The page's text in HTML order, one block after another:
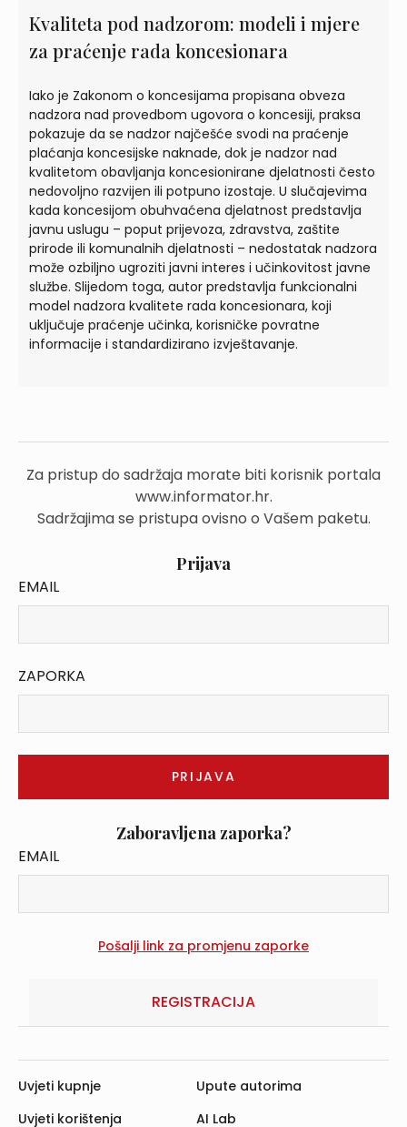
Kvaliteta pod nadzorom: modeli i mjere
za praćenje rada koncesionara
Iako je Zakonom o koncesijama propisana obveza
nadzora nad provedbom ugovora o koncesiji, praksa
pokazuje da se nadzor najčešće svodi na praćenje
plaćanja koncesijske naknade, dok je nadzor nad
kvalitetom obavljanja koncesionirane djelatnosti često
nedovoljno razvijen ili potpuno izostaje. U slučajevima
kada koncesijom obuhvaćena djelatnost predstavlja
javnu uslugu – poput prijevoza, zdravstva, zaštite
prirode ili komunalnih djelatnosti – nedostatak nadzora
može ozbiljno ugroziti javni interes i učinkovitost javne
službe. Slijedom toga, autor predstavlja funkcionalni
model nadzora kvalitete rada koncesionara, koji
uključuje praćenje učinka, korisničke povratne
informacije i standardizirano izvještavanje.
Za pristup do sadržaja morate biti korisnik portala
www.informator.hr.
Sadržajima se pristupa ovisno o Vašem paketu.
Prijava
EMAIL
ZAPORKA
Zaboravljena zaporka?
EMAIL
REGISTRACIJA
Uvjeti kupnje
Uvjeti korištenja
Upute autorima
AI Lab